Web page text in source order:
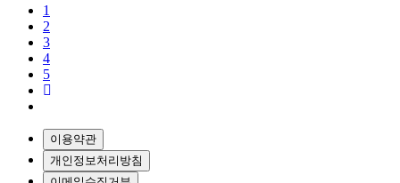
1
2
3
4
5
이용약관
개인정보처리방침